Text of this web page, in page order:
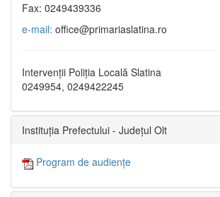
Fax: 0249439336
e-mail: office@primariaslatina.ro
Intervenții Poliția Locală Slatina
0249954, 0249422245
Instituția Prefectului - Județul Olt
Program de audiențe